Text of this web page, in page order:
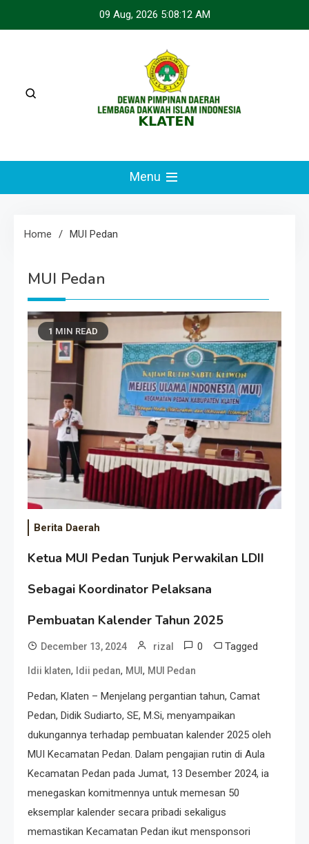
to
09 Aug, 2026 5:08:12 AM
LDII KLATEN
Menu
Home MUI Pedan
MUI Pedan
1 MIN READ
Berita Daerah
Ketua MUI Pedan Tunjuk Perwakilan LDII
Sebagai Koordinator Pelaksana
Pembuatan Kalender Tahun 2025
December 13, 2024 rizal 0 Tagged
ldii klaten, ldii pedan, MUI , MUI Pedan
Pedan, Klaten – Menjelang pergantian tahun, Camat
Pedan, Didik Sudiarto, SE, M.Si, menyampaikan
dukungannya terhadap pembuatan kalender 2025 oleh
MUI Kecamatan Pedan. Dalam pengajian rutin di Aula
Kecamatan Pedan pada Jumat, 13 Desember 2024, ia
menegaskan komitmennya untuk memesan 50
eksemplar kalender secara pribadi sekaligus
memastikan Kecamatan Pedan ikut mensponsori